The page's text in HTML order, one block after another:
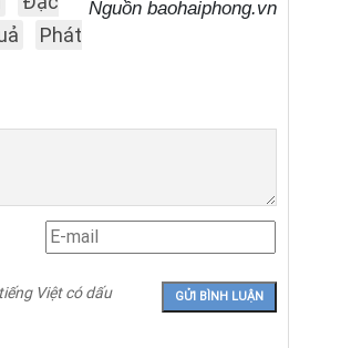
Nguồn baohaiphong.vn
Phát
Việt có dấu